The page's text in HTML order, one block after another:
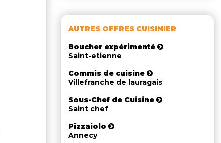
AUTRES OFFRES CUISINIER
Boucher expérimenté
Saint-etienne
Commis de cuisine
Villefranche de lauragais
Sous-Chef de Cuisine
Saint chef
Pizzaiolo
Annecy